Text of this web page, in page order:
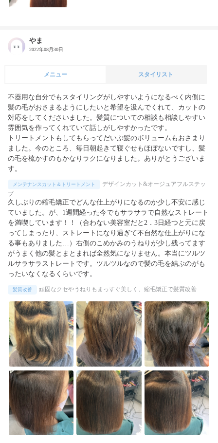
やま
2022年08月30日
メニュー スタイリスト
不器用な自分でもスタイリングがしやすいようになるべく内側に
髪の毛がおさまるようにしたいと希望を汲んでくれて、カットの
対応をしてくださいました。髪質についての相談も相談しやすい
雰囲気を作ってくれていて話しがしやすかったです。
トリートメントもしてもらってだいぶ髪のボリュームもおさまり
ました。今のところ、毎日朝起きて寝ぐせもほぼないですし、髪
の毛を梳かすのもかなりラクになりました。ありがとうございま
す。
メンテナンスカット＆トリートメント
デザインカット&オージュアフルステッ
プ
久しぶりの縮毛矯正でどんな仕上がりになるのか少し不安に感じ
ていました。が、1週間経った今でもサラサラで自然なストレート
を満喫しています！！（合わない美容室だと2．3日経つと元に戻
ってしまったり、ストレートになり過ぎて不自然な仕上がりにな
る事もありました…）右側のこめかみのうねりが少し残ってます
がうまく他の髪とまとまれば全然気になりません。本当にツルツ
ルサラサラストレートです。ツルツルなので髪の毛を結ぶのがも
ったいなくなるくらいです。
髪質改善 頑固なクセやうねりもまっすぐ美しく、縮毛矯正で髪質改善